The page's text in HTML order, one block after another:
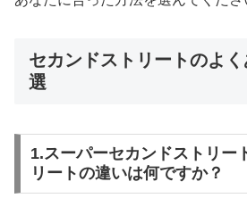
セカンドストリートのよ
選
1.スーパーセカンドストリー
リートの違いは何ですか？